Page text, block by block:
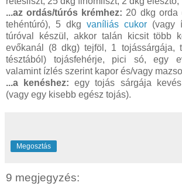
...az ordás/túrós krémhez: 20 dkg orda
tehéntúró), 5 dkg vaníliás cukor (vagy
túróval készül, akkor talán kicsit több
evőkanál (8 dkg) tejföl, 1 tojássárgája,
tésztából) tojásfehérje, pici só, egy
valamint ízlés szerint kapor és/vagy
...a kenéshez: egy tojás sárgája
(vagy egy kisebb egész tojás).
Megosztás
9 megjegyzés: